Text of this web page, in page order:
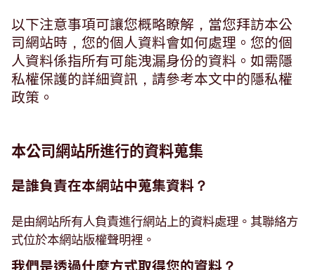
瑞士 · Taiwanese聯絡我們 myBystronic
以下注意事項可讓您概略瞭解，當您拜訪本公
司網站時，您的個人資料會如何處理。您的個
人資料係指所有可能洩漏身份的資料。如需隱
私權保護的詳細資訊，請參考本文中的隱私權
政策。
本公司網站所進行的資料蒐集
是誰負責在本網站中蒐集資料？
是由網站所有人負責進行網站上的資料處理。其聯絡方
式位於本網站版權聲明裡。
我們是透過什麼方式取得您的資料？